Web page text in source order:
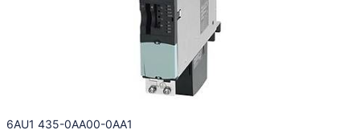
6AU1 435-0AA00-0AA1